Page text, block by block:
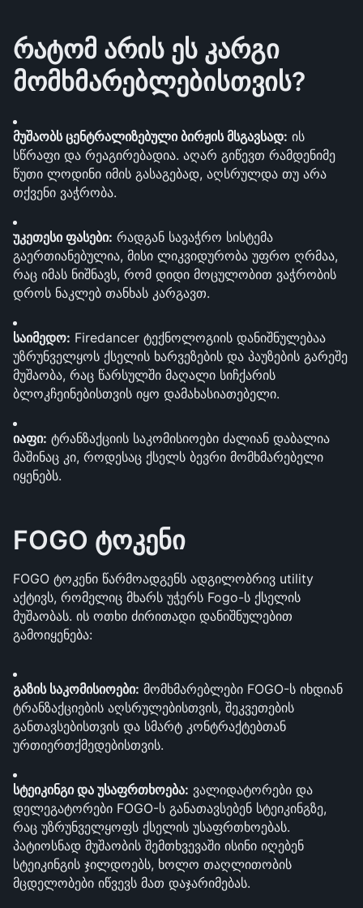
რატომ არის ეს კარგი
მომხმარებლებისთვის?
მუშაობს ცენტრალიზებული ბირჟის მსგავსად: ის
სწრაფი და რეაგირებადია. აღარ გიწევთ რამდენიმე
წუთი ლოდინი იმის გასაგებად, აღსრულდა თუ არა
თქვენი ვაჭრობა.
უკეთესი ფასები: რადგან სავაჭრო სისტემა
გაერთიანებულია, მისი ლიკვიდურობა უფრო ღრმაა,
რაც იმას ნიშნავს, რომ დიდი მოცულობით ვაჭრობის
დროს ნაკლებ თანხას კარგავთ.
საიმედო: Firedancer ტექნოლოგიის დანიშნულებაა
უზრუნველყოს ქსელის ხარვეზების და პაუზების გარეშე
მუშაობა, რაც წარსულში მაღალი სიჩქარის
ბლოკჩეინებისთვის იყო დამახასიათებელი.
იაფი: ტრანზაქციის საკომისიოები ძალიან დაბალია
მაშინაც კი, როდესაც ქსელს ბევრი მომხმარებელი
იყენებს.
FOGO ტოკენი
FOGO ტოკენი წარმოადგენს ადგილობრივ utility
აქტივს, რომელიც მხარს უჭერს Fogo-ს ქსელის
მუშაობას. ის ოთხი ძირითადი დანიშნულებით
გამოიყენება:
გაზის საკომისიოები: მომხმარებლები FOGO-ს იხდიან
ტრანზაქციების აღსრულებისთვის, შეკვეთების
განთავსებისთვის და სმარტ კონტრაქტებთან
ურთიერთქმედებისთვის.
სტეიკინგი და უსაფრთხოება: ვალიდატორები და
დელეგატორები FOGO-ს განათავსებენ სტეიკინგზე,
რაც უზრუნველყოფს ქსელის უსაფრთხოებას.
პატიოსნად მუშაობის შემთხვევაში ისინი იღებენ
სტეიკინგის ჯილდოებს, ხოლო თაღლითობის
მცდელობები იწვევს მათ დაჯარიმებას.